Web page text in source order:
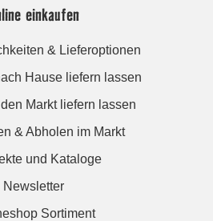
einkaufen
& Lieferoptionen
Hause liefern lassen
Markt liefern lassen
& Abholen im Markt
und Kataloge
Newsletter
Sortiment